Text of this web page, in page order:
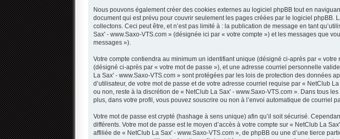
Nous pouvons également créer des cookies externes au logiciel phpBB tout en
document qui est prévu pour couvrir seulement les pages créées par le logiciel
collectons. Ceci peut être, et n’est pas limité à : la publication de message en tant
Sax' - www.Saxo-VTS.com » (désignée ici par « votre compte ») et les messages que
messages »).
Votre compte contiendra au minimum un identifiant unique (désigné ci-après par «
(désigné ci-après par « votre mot de passe »), et une adresse courriel personnelle
La Sax' - www.Saxo-VTS.com » sont protégées par les lois de protection des données
d’utilisateur, de votre mot de passe et de votre adresse courriel requise par « NetClub
ou non, reste à la discrétion de « NetClub La Sax' - www.Saxo-VTS.com ». Dans tous
plus, dans votre profil, vous pouvez souscrire ou non à l’envoi automatique de courriel
Votre mot de passe est crypté (hashage à sens unique) afin qu’il soit sécurisé.
différents. Votre mot de passe est le moyen d’accès à votre compte sur « NetClub La
affiliée de « NetClub La Sax' - www.Saxo-VTS.com », de phpBB ou une d’une tierce